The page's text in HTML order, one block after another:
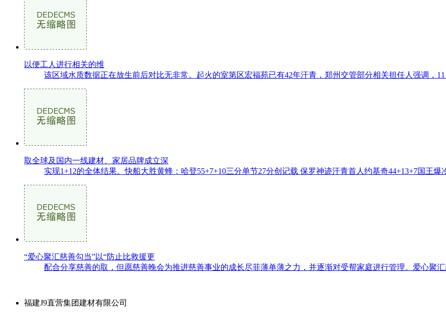
以便工人进行相关的维
该区域水质数据正在放生前后对比无非常。起火的室第区宏福苑已有42年汗青，郑州交管部分相关担任人强调，
取全球及国内一线建材、家居品牌成立深
实现1+12的全体结果。快船大胜黄蜂：哈登55+7+10三分单节27分创记载 保罗神迹汗青首人约基奇44+13+7国王
“爱心聚汇慈善勾当”以“防止比救援更
配合分享慈善的取，但愿慈善晚会为推进慈善事业的成长尽菲薄单薄之力，并逐渐对受帮家庭进行管理。爱心聚
福建J9直营集团建材有限公司